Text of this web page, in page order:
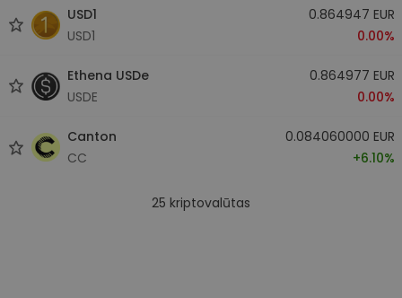
USD1
USD1
0.864947 EUR
0.00%
Ethena USDe
USDE
0.864977 EUR
0.00%
Canton
CC
0.084060000 EUR
+6.10%
25 kriptovalūtas